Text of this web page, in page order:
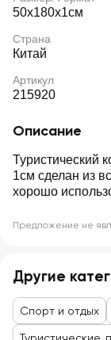
50х180х1см
Страна
Китай
Артикул
215920
Описание
Туристический
1см сделан из
хорошо
Предложение не
Другие
Спорт и отдых